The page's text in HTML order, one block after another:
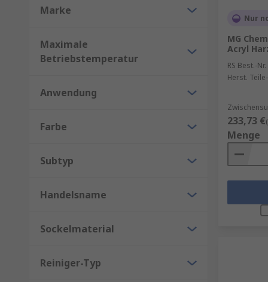
– werden
geeignet. In der Regel wird diese Methode für
Wir führen auch eine Vielzahl von schützenden
Schmutzansammlungen. Zudem vermindern sie
Marke
Maximale
Betriebstemperatur
Anwendung
Farbe
Subtyp
Handelsname
Sockelmaterial
Reiniger-Typ
Nur
MG
Acryl
RS Best.-Nr.
Herst.
233,73 €
Menge